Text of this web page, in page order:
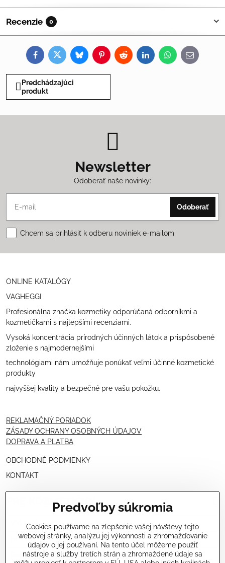
Recenzie 0
FacebookTwitterBlueskyPinterestRedditLinkedInWhatsApp
E-
mail
Predchádzajúci
produkt
Newsletter
Odoberať naše novinky:
Odoberať
Chcem sa prihlásiť k odberu noviniek e-mailom
ONLINE KATALÓGY
VAGHEGGI
Profesionálna značka kozmetiky odporúčaná odborníkmi a
kozmetičkami s najlepšími recenziami.
Vysoká koncentrácia prírodných účinných látok a prispôsobené
zloženie s najmodernejšími
technológiami nám umožňuje ponúkať veľmi účinné kozmetické
produkty
najvyššej kvality a bezpečné pre vašu pokožku.
REKLAMAČNÝ PORIADOK
ZÁSADY OCHRANY OSOBNÝCH ÚDAJOV
DOPRAVA A PLATBA
OBCHODNÉ PODMIENKY
KONTAKT
PRE KOZMETIČKY
VÝHODNÁ PONUKA PRE PROFESIONÁLOV
NÁVODY OŠETRENÍ - VIDEÁ
ŠKOLENIE KOZMETIČIEK V TALIANSKU
Predvoľby súkromia
Cookies používame na zlepšenie vašej návštevy tejto
webovej stránky, analýzu jej výkonnosti a zhromažďovanie
údajov o jej používaní. Na tento účel môžeme použiť
nástroje a služby tretích strán a zhromaždené údaje sa